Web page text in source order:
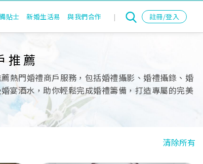
貼士 新婚生活易 與我們合作 | 註冊/登入
推薦
熱門婚禮商戶服務，包括婚禮攝影、婚禮攝錄、婚
宴酒水，助你輕鬆完成婚禮籌備，打造專屬的完美
清除所有